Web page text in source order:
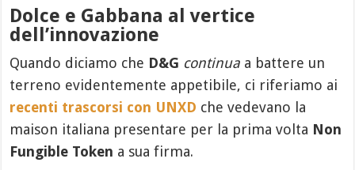
Dolce e Gabbana al vertice
dell’innovazione
Quando diciamo che D&G continua a battere un
terreno evidentemente appetibile, ci riferiamo ai
recenti trascorsi con UNXD che vedevano la
maison italiana presentare per la prima volta Non
Fungible Token a sua firma.